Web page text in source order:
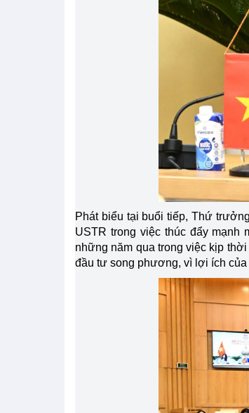
Phát biểu tại buổi tiếp, Thứ
USTR trong việc thúc đẩy
những năm qua trong việc kịp
đầu tư song phương, vì lợi ích